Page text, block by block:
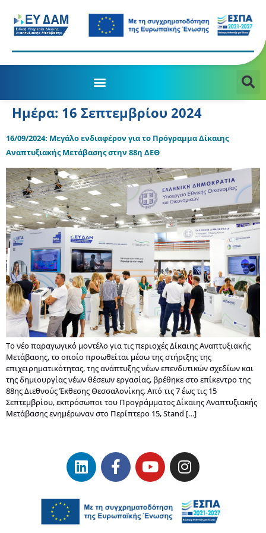
Ημέρα: 16 Σεπτεμβρίου 2024
16/09/2024: Μεγάλο ενδιαφέρον για το Πρόγραμμα Δίκαιης
Αναπτυξιακής Μετάβασης στην 88η ΔΕΘ
Το νέο παραγωγικό μοντέλο για τις περιοχές Δίκαιης Αναπτυξιακής
Μετάβασης, το οποίο προωθείται μέσω της στήριξης της
επιχειρηματικότητας, της ανάπτυξης νέων επενδυτικών σχεδίων και
της δημιουργίας νέων θέσεων εργασίας, βρέθηκε στο επίκεντρο της
88ης Διεθνούς Έκθεσης Θεσσαλονίκης. Από τις 7 έως τις 15
Σεπτεμβρίου, εκπρόσωποι του Προγράμματος Δίκαιης Αναπτυξιακής
Μετάβασης ενημέρωναν στο Περίπτερο 15, Stand […]